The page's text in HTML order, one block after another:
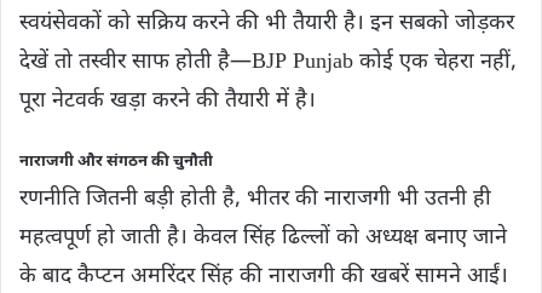
स्वयंसेवकों को सक्रिय करने की भी तैयारी है। इन सबको जोड़कर
देखें तो तस्वीर साफ होती है—BJP Punjab कोई एक चेहरा नहीं,
पूरा नेटवर्क खड़ा करने की तैयारी में है।
नाराजगी और संगठन की चुनौती
रणनीति जितनी बड़ी होती है, भीतर की नाराजगी भी उतनी ही
महत्वपूर्ण हो जाती है। केवल सिंह ढिल्लों को अध्यक्ष बनाए जाने
के बाद कैप्टन अमरिंदर सिंह की नाराजगी की खबरें सामने आईं।